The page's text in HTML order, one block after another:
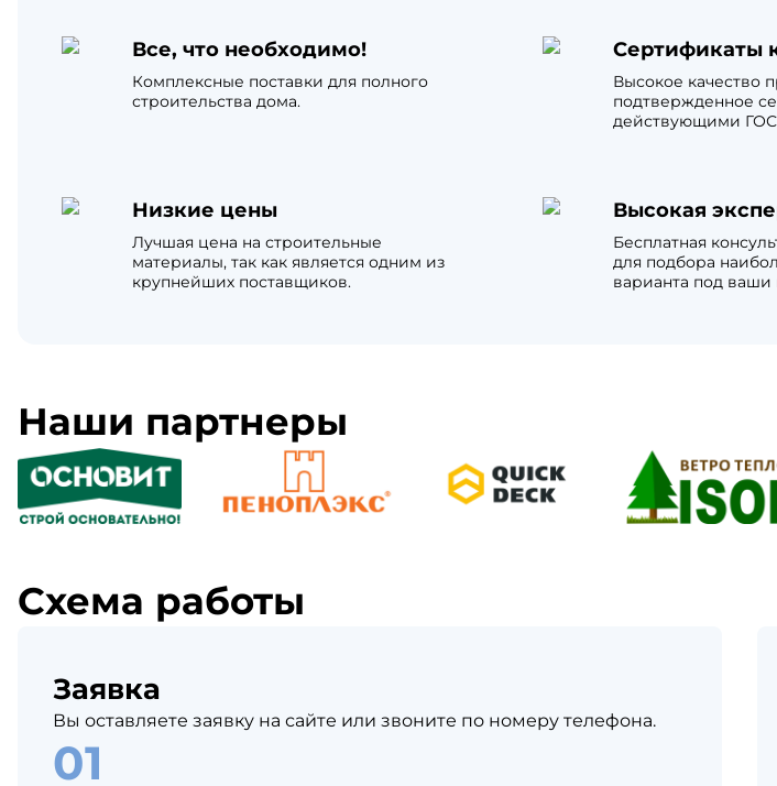
Все, что необходимо!
Комплексные поставки для полного
строительства дома.
Сертификаты
Высокое качество
подтвержденное
действующими
Низкие цены
Лучшая цена на строительные
материалы, так как является одним из
крупнейших поставщиков.
Высокая
Бесплатная
для подбора
варианта под
Наши партнеры
Схема работы
Заявка
Вы оставляете заявку на сайте или звоните по номеру телефона.